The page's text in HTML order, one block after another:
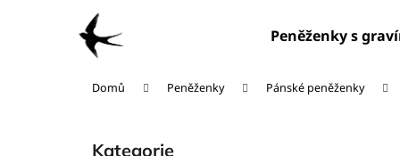
Peněženky s
Domů Peněženky Pánské peněženky
Přeskočit
Kategorie
Zpět
Zpět